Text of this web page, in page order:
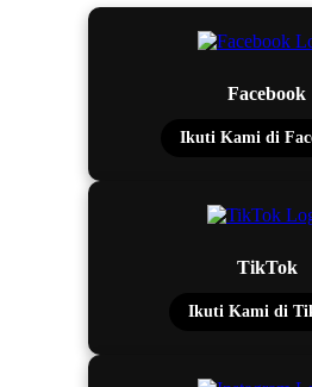
Facebook
Ikuti Kami di
TikTok
Ikuti Kami di